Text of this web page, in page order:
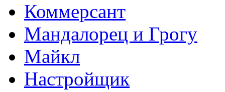
Коммерсант
Мандалорец и Грогу
Майкл
Настройщик